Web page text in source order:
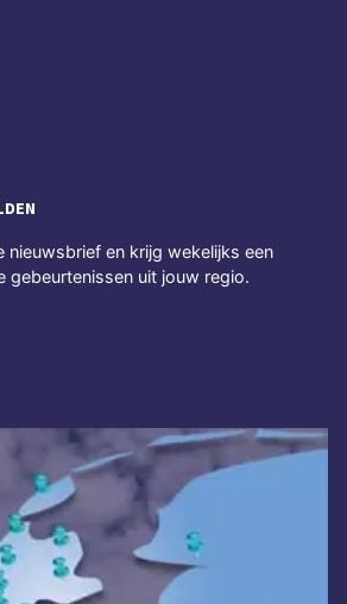
nieuwsbrief en krijg wekelijks een
gebeurtenissen uit jouw regio.